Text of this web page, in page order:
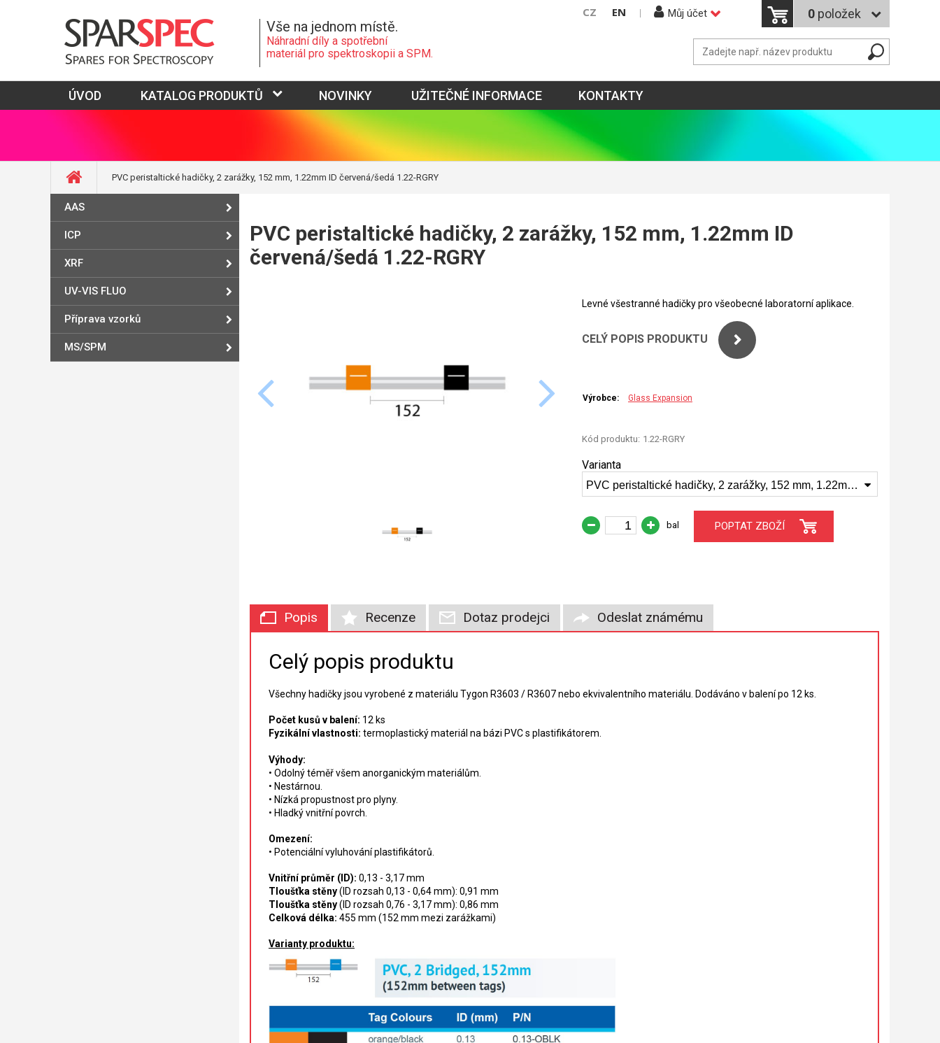
Vše na jednom místě.
Náhradní díly a spotřební
materiál pro spektroskopii a SPM.
CZ EN Můj účet 0 položek
ÚVOD KATALOG PRODUKTŮ NOVINKY UŽITEČNÉ INFORMACE KONTAKTY
PVC peristaltické hadičky, 2 zarážky, 152 mm, 1.22mm ID červená/šedá 1.22-RGRY
AAS
ICP
XRF
UV-VIS FLUO
Příprava vzorků
MS/SPM
PVC peristaltické hadičky, 2 zarážky, 152 mm, 1.22mm ID
červená/šedá 1.22-RGRY
Levné všestranné hadičky pro všeobecné laboratorní aplikace.
CELÝ POPIS PRODUKTU
Výrobce: Glass Expansion
Kód produktu: 1.22-RGRY
Varianta
PVC peristaltické hadičky, 2 zarážky, 152 mm, 1.22mm ID červená/šedá 1.22-RGRY
bal POPTAT ZBOŽÍ
Popis Recenze Dotaz prodejci Odeslat známému
Celý popis produktu
Všechny hadičky jsou vyrobené z materiálu Tygon R3603 / R3607 nebo ekvivalentního materiálu. Dodáváno v balenípo 12 ks.
Počet kusů v balení: 12 ks
Fyzikální vlastnosti: termoplastický materiál na bázi PVC s plastifikátorem.
Výhody:
• Odolný téměř všem anorganickým materiálům.
• Nestárnou.
• Nízká propustnost pro plyny.
• Hladký vnitřní povrch.
Omezení:
• Potenciální vyluhování plastifikátorů.
Vnitřní průměr (ID): 0,13 - 3,17 mm
Tloušťka stěny(ID rozsah 0,13 - 0,64 mm): 0,91 mm
Tloušťka stěny(ID rozsah 0,76 - 3,17 mm): 0,86 mm
Celková délka: 455 mm (152 mm mezi zarážkami)
Varianty produktu: